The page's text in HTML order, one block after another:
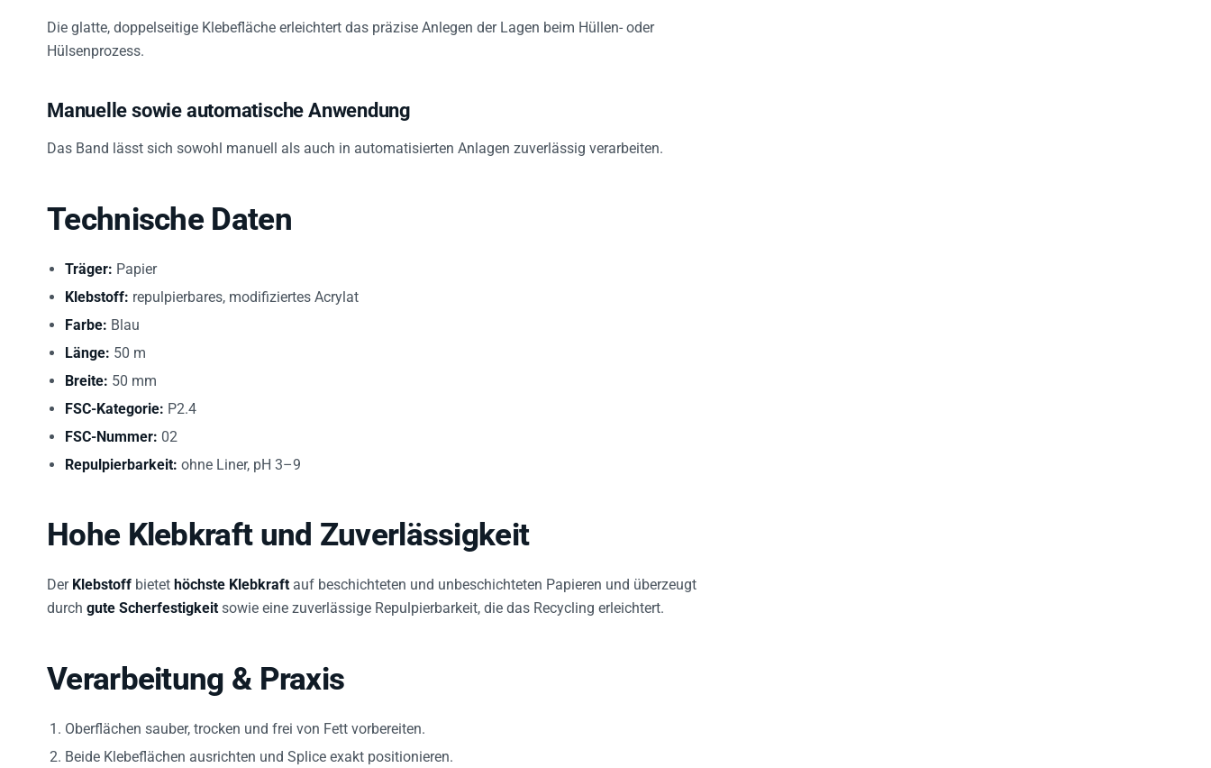
Die glatte, doppelseitige Klebefläche erleichtert das präzise Anlegen der Lagen beim Hüllen- oder
Hülsenprozess.
Manuelle sowie automatische Anwendung
Das Band lässt sich sowohl manuell als auch in automatisierten Anlagen zuverlässig verarbeiten.
Technische Daten
Träger: Papier
Klebstoff: repulpierbares, modifiziertes Acrylat
Farbe: Blau
Länge: 50 m
Breite: 50 mm
FSC-Kategorie: P2.4
FSC-Nummer: 02
Repulpierbarkeit: ohne Liner, pH 3–9
Hohe Klebkraft und Zuverlässigkeit
Der Klebstoff bietet höchste Klebkraft auf beschichteten und unbeschichteten Papieren und überzeugt
durch gute Scherfestigkeit sowie eine zuverlässige Repulpierbarkeit, die das Recycling erleichtert.
Verarbeitung & Praxis
Oberflächen sauber, trocken und frei von Fett vorbereiten.
Beide Klebeflächen ausrichten und Splice exakt positionieren.